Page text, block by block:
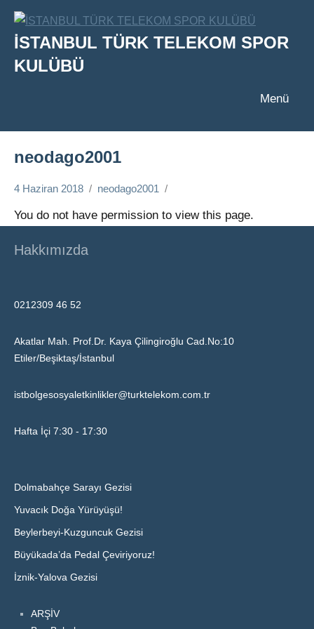
İçeriğe
İSTANBUL TÜRK TELEKOM SPOR
KULÜBÜ
Menü
neodago2001
4 Haziran 2018 neodago2001
You do not have permission to view this page.
Hakkımızda
0212309 46 52
Akatlar Mah. Prof.Dr. Kaya Çilingiroğlu Cad.No:10
Etiler/Beşiktaş/İstanbul
istbolgesosyaletkinlikler@turktelekom.com.tr
Hafta İçi 7:30 - 17:30
Dolmabahçe Sarayı Gezisi
Yuvacık Doğa Yürüyüşü!
Beylerbeyi-Kuzguncuk Gezisi
Büyükada’da Pedal Çeviriyoruz!
İznik-Yalova Gezisi
ARŞİV